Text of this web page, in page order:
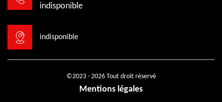
indisponible
indisponible
©2023 - 2026 Tout droit réservé
Mentions légales